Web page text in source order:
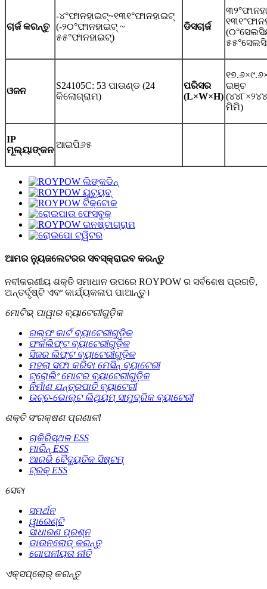
ଚାର୍ଜ କରନ୍ତୁ
-୪°ଫାନହାଇଟ୍~୧୩୧°ଫାନହାଇଟ୍
(-୨୦°ଫାନହାଇଟ୍ ~
୫୫°ଫାନହାଇଟ୍)
ଡିସଚାର୍ଜ
ଓଜନ
S24105C: 53 ପାଉଣ୍ଡ (24
କିଲୋଗ୍ରାମ)
ପରିସର
(L×W×H)
ଇଞ୍ଚ
ମିମି)
IP
ମୂଲ୍ୟାଙ୍କନ
ଆଇପି୬୫
ଆମର ନ୍ୟୁଜଲେଟରର ସବସ୍କ୍ରାଇବ କରନ୍ତୁ
ନବୀକରଣୀୟ ଶକ୍ତି ସମାଧାନ ଉପରେ ROYPOW ର ସର୍ବଶେଷ ପ୍ରଗତି,
ଅନ୍ତର୍ଦୃଷ୍ଟି ଏବଂ କାର୍ଯ୍ୟକଳାପ ପାଆନ୍ତୁ।
ମୋଟିଭ୍ ପାୱାର ବ୍ୟାଟେରୀଗୁଡ଼ିକ
ଗଲ୍ଫ କାର୍ଟ ବ୍ୟାଟେରୀଗୁଡ଼ିକ
ଫର୍କଲିଫ୍ଟ ବ୍ୟାଟେରୀଗୁଡ଼ିକ
ସିଜର ଲିଫ୍ଟ ବ୍ୟାଟେରୀଗୁଡ଼ିକ
ମହଲା ସଫା କରିବା ମେସିନ୍ ବ୍ୟାଟେରୀ
ଟ୍ରୋଲିଂ ମୋଟର ବ୍ୟାଟେରୀଗୁଡ଼ିକ
ନିର୍ମାଣ ଯନ୍ତ୍ରପାତି ବ୍ୟାଟେରୀ
ଉଚ୍ଚ-ଭୋଲ୍ଟ ଲିଥିୟମ୍ ସାମୁଦ୍ରିକ ବ୍ୟାଟେରୀ
ଶକ୍ତି ସଂରକ୍ଷଣ ପ୍ରଣାଳୀ
ଚାକିରିସ୍ଥଳ ESS
ମାରିନ୍ ESS
ଆରଭି ବୈଦ୍ୟୁତିକ ସିଷ୍ଟମ୍
ଟ୍ରକ୍ ESS
ସେବା
ସମର୍ଥନ
ୱାରେଣ୍ଟି
ସାଧାରଣ ପ୍ରଶ୍ନ
ଡାଉନଲୋଡ୍ କରନ୍ତୁ
ଗୋପନୀୟତା ନୀତି
ଏକ୍ସପ୍ଲୋର୍‍ କରନ୍ତୁ